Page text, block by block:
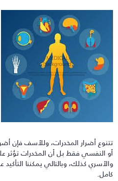
أضرار المخدرات، وللأسف فإن
النفسي فقط بل أن المخدرات تؤثر
كذلك، وبالتالي يمكننا التأكيد